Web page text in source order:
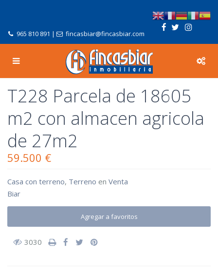
965 810 891 | fincasbiar@fincasbiar.com
T228 Parcela de 18605
m2 con almacen agricola
de 27m2
59.500 €
Casa con terreno, Terreno en Venta
Biar
Agregar a favoritos
3030